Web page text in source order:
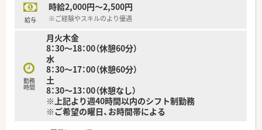
給与
時給2,000円～2,500円
※ご経験やスキルのより優遇
勤務
時間
月火木金
8：30～18：00（休憩60分）
水
8：30～17：00（休憩60分）
土
8：30～13：00（休憩なし）
※上記より週40時間以内のシフト制勤務
※ご希望の曜日、お時間帯による